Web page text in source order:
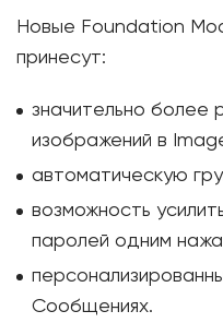
Новые Foundation
принесут:
значительно более
изображений в
автоматическую
возможность
паролей одним
Сообщениях.